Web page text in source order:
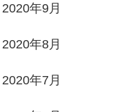
2020年9月
2020年8月
2020年7月